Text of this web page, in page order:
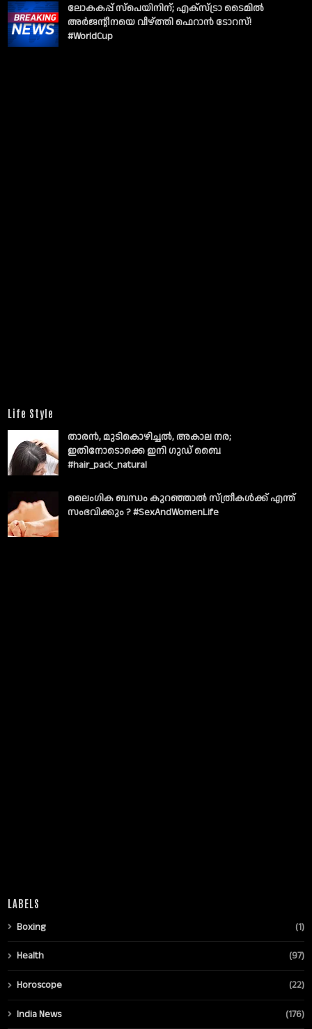
ലോകകപ്പ് സ്പെയിനിന്; എക്സ്ട്രാ ടൈമിൽ
അർജന്റീനയെ വീഴ്ത്തി ഫെറാൻ ടോറസ്!
#WorldCup
Life Style
താരൻ, മുടികൊഴിച്ചൽ, അകാല നര;
ഇതിനോടൊക്കെ ഇനി ഗുഡ് ബൈ
#hair_pack_natural
ലൈംഗിക ബന്ധം കുറഞ്ഞാല്‍ സ്ത്രീകള്‍ക്ക് എന്ത്
സംഭവിക്കും ? #SexAndWomenLife
LABELS
Boxing (1)
Health (97)
Horoscope (22)
India News (176)